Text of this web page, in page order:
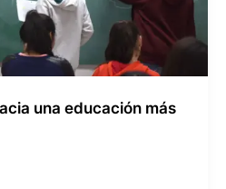
una educación más